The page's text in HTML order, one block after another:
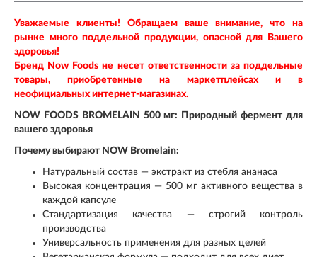
Уважаемые клиенты! Обращаем ваше внимание, что на
рынке много поддельной продукции, опасной для Вашего
здоровья!
Бренд Now Foods не несет ответственности за поддельные
товары, приобретенные на маркетплейсах и в
неофициальных интернет-магазинах.
NOW FOODS BROMELAIN 500 мг: Природный фермент для
вашего здоровья
Почему выбирают NOW Bromelain:
Натуральный состав — экстракт из стебля ананаса
Высокая концентрация — 500 мг активного вещества в
каждой капсуле
Стандартизация качества — строгий контроль
производства
Универсальность применения для разных целей